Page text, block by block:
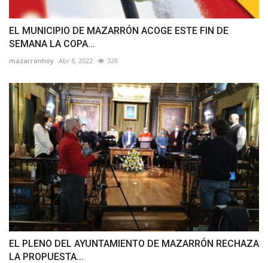
EL MUNICIPIO DE MAZARRÓN ACOGE ESTE FIN DE
SEMANA LA COPA...
mazarronhoy Abr 8, 2022 326
EL PLENO DEL AYUNTAMIENTO DE MAZARRÓN RECHAZA
LA PROPUESTA...